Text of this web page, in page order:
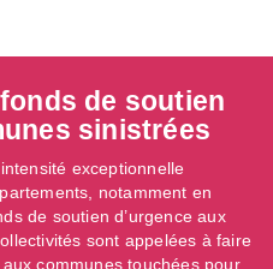
de soutien
sinistrées
exceptionnelle
notamment en
de soutien d’urgence aux
sont appelées à faire
communes touchées pour